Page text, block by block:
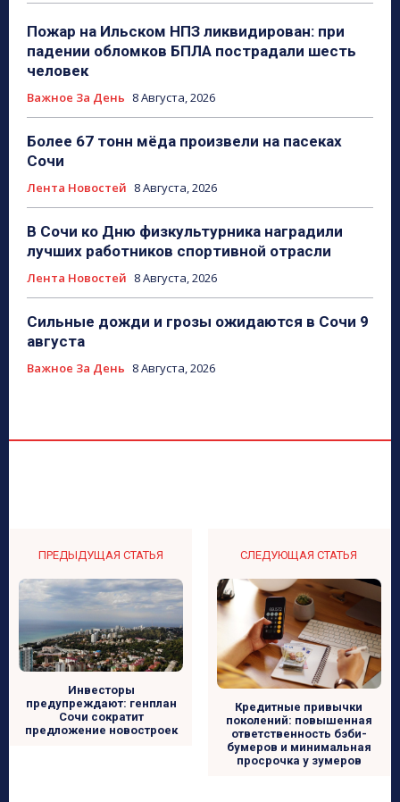
Пожар на Ильском НПЗ ликвидирован: при
падении обломков БПЛА пострадали шесть
человек
Важное За День 8 Августа, 2026
Более 67 тонн мёда произвели на пасеках
Сочи
Лента Новостей 8 Августа, 2026
В Сочи ко Дню физкультурника наградили
лучших работников спортивной отрасли
Лента Новостей 8 Августа, 2026
Сильные дожди и грозы ожидаются в Сочи 9
августа
Важное За День 8 Августа, 2026
ПРЕДЫДУЩАЯ СТАТЬЯ
Инвесторы
предупреждают: генплан
Сочи сократит
предложение новостроек
СЛЕДУЮЩАЯ СТАТЬЯ
Кредитные привычки
поколений: повышенная
ответственность бэби-
бумеров и минимальная
просрочка у зумеров